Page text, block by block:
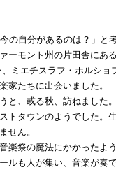
の自分があるのは？」
ーモント州の片田舎にあ
ミエチスラフ・ホルシ
家たちに出会いました。
と、或る秋、訪ねました
トタウンのようでした。
せん。
楽祭の魔法にかかったよ
ルも人が集い、音楽が奏